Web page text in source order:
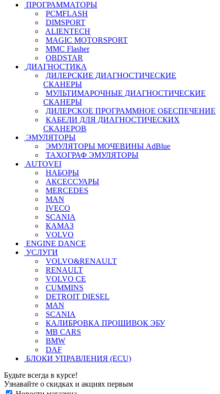
ПРОГРАММАТОРЫ
PCMFLASH
DIMSPORT
ALIENTECH
MAGIC MOTORSPORT
MMC Flasher
OBDSTAR
ДИАГНОСТИКА
ДИЛЕРСКИЕ ДИАГНОСТИЧЕСКИЕ
СКАНЕРЫ
МУЛЬТИМАРОЧНЫЕ ДИАГНОСТИЧЕСКИЕ
СКАНЕРЫ
ДИЛЕРСКОЕ ПРОГРАММНОЕ ОБЕСПЕЧЕНИЕ
КАБЕЛИ ДЛЯ ДИАГНОСТИЧЕСКИХ
СКАНЕРОВ
ЭМУЛЯТОРЫ
ЭМУЛЯТОРЫ МОЧЕВИНЫ АdBlue
ТАХОГРАФ ЭМУЛЯТОРЫ
AUTOVEI
НАБОРЫ
АКСЕССУАРЫ
MERCEDES
MAN
IVECO
SCANIA
КАМАЗ
VOLVO
ENGINE DANCE
УСЛУГИ
VOLVO&RENAULT
RENAULT
VOLVO CE
CUMMINS
DETROIT DIESEL
MAN
SCANIA
КАЛИБРОВКА ПРОШИВОК ЭБУ
MB CARS
BMW
DAF
БЛОКИ УПРАВЛЕНИЯ (ECU)
Будьте всегда в курсе!
Узнавайте о скидках и акциях первым